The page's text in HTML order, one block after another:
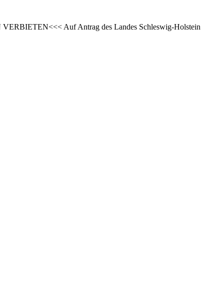
VERBIETEN<<< Auf Antrag des Landes Schleswig-Holstein